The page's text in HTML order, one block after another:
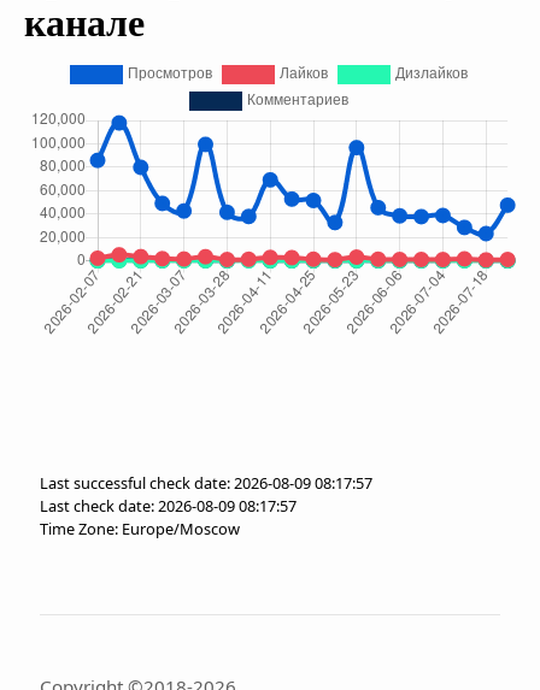
канале
Last successful check date: 2026-08-09 08:17:57
Last check date: 2026-08-09 08:17:57
Time Zone: Europe/Moscow